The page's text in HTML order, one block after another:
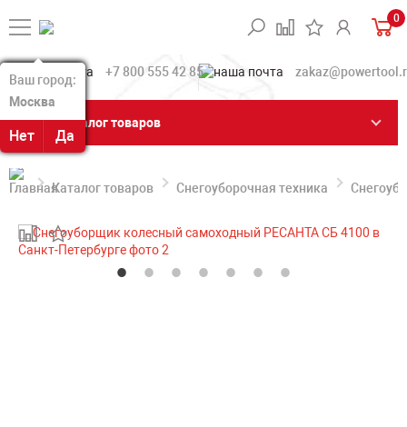
Ваш город:
Москва
Нет Да
Ваш город:
Москва
Нет Да
0
+7 800 555 42 85
Каталог товаров
Каталог товаров Снегоуборочная техника